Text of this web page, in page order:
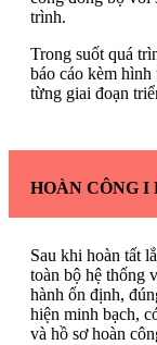
trình.
Trong suốt quá
báo cáo kèm
từng giai đoạn
HOÀN CÔNG I
Sau khi hoàn tất
toàn bộ hệ thống
hành ổn định,
hiện minh bạch,
và hồ sơ hoàn